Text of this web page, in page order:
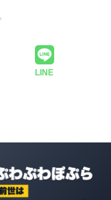
LINE